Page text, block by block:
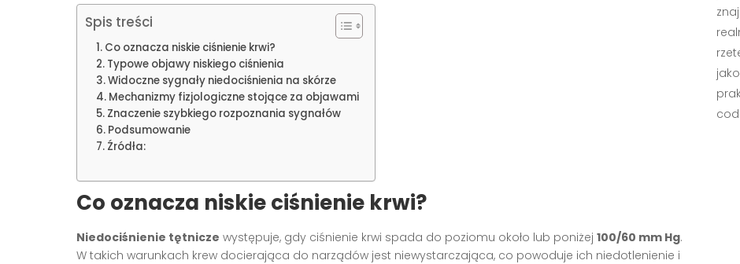
Spis treści
Co oznacza niskie ciśnienie krwi?
Typowe objawy niskiego ciśnienia
Widoczne sygnały niedociśnienia na skórze
Mechanizmy fizjologiczne stojące za objawami
Znaczenie szybkiego rozpoznania sygnałów
Podsumowanie
Źródła:
Co oznacza niskie ciśnienie krwi?
Niedociśnienie tętnicze występuje, gdy ciśnienie krwi spada do poziomu około lub poniżej 100/60 mm Hg.
W takich warunkach krew docierająca do narządów jest niewystarczająca, co powoduje ich niedotlenienie i